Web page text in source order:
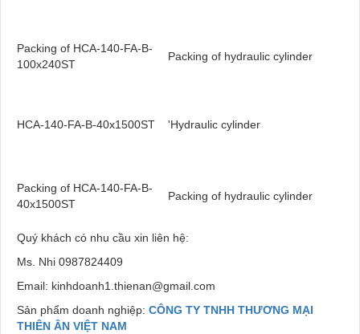
Packing of HCA-140-FA-B-
100x240ST
Packing of hydraulic cylinder
HCA-140-FA-B-40x1500ST 'Hydraulic cylinder
Packing of HCA-140-FA-B-
40x1500ST
Packing of hydraulic cylinder
Quý khách có nhu cầu xin liên hệ:
Ms. Nhi 0987824409
Email: kinhdoanh1.thienan@gmail.com
Sản phẩm doanh nghiệp: CÔNG TY TNHH THƯƠNG MẠI
THIÊN ÂN VIỆT NAM